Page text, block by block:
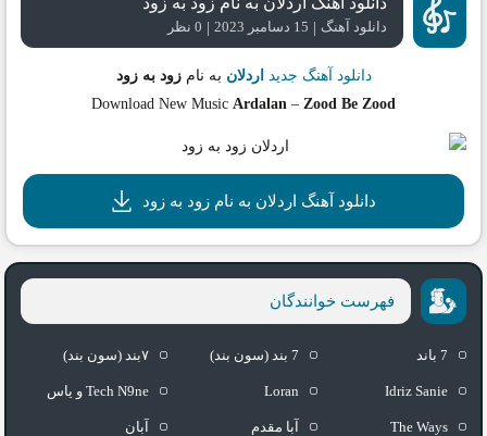
دانلود آهنگ | 15 دسامبر 2023 | 0 نظر
دانلود آهنگ جدید اردلان به نامزود به زود
Download New Music Ardalan – Zood Be Zood
دانلود آهنگ اردلان به نام زود به زود
فهرست خوانندگان
7 باند 7 بند (سون بند) ۷بند (سون بند)
Idriz Sanie
Loran Tech N9ne و یاس
The Ways آبا مقدم آبان